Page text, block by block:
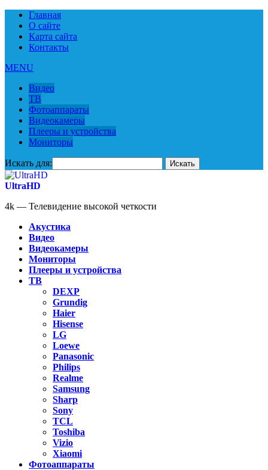
Главная
О сайте
Карта сайта
Контакты
MENU
Видео
ТВ
Фотоаппараты
Видеокамеры
Плееры и устройства
Мониторы
Искать для:
UltraHD
4k — Телевидение высокой четкости
Акустика
Видео
Видеокамеры
Мониторы
Плееры и устройства
ТВ
DEXP
Grundig
Haier
Hisense
LG
Loewe
Panasonic
Philips
Realme
Samsung
Sharp
Sony
TCL
Toshiba
Vizio
Xiaomi
Фотоаппараты